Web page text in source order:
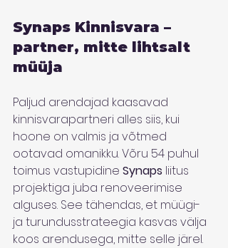
Synaps Kinnisvara –
partner, mitte lihtsalt
müüja
Paljud arendajad kaasavad
kinnisvarapartneri alles siis, kui
hoone on valmis ja võtmed
ootavad omanikku. Võru 54 puhul
toimus vastupidine Synaps liitus
projektiga juba renoveerimise
alguses. See tähendas, et müügi-
ja turundusstrateegia kasvas välja
koos arendusega, mitte selle järel.